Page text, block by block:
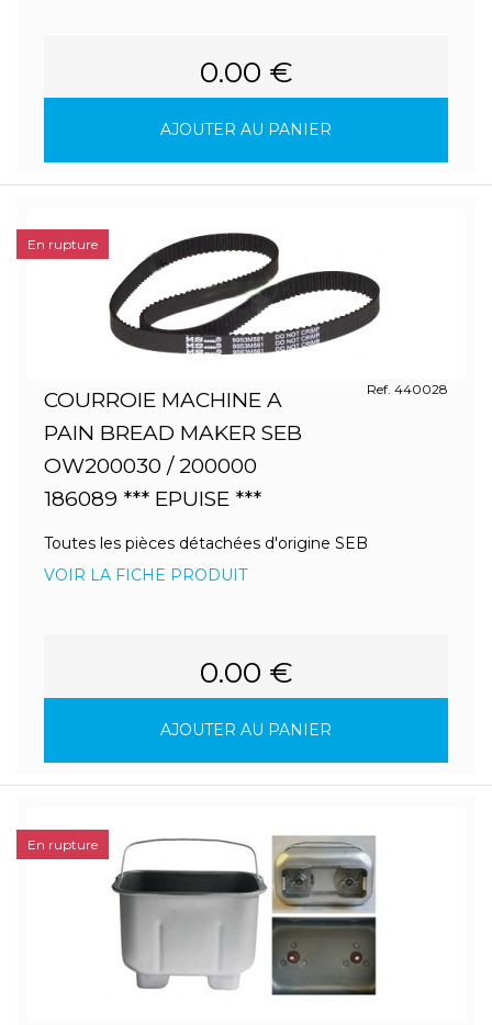
0.00 €
AJOUTER AU PANIER
COURROIE MACHINE A
PAIN BREAD MAKER SEB
OW200030 / 200000
186089 *** EPUISE ***
Ref. 440028
Toutes les pièces détachées d'origine SEB
VOIR LA FICHE PRODUIT
0.00 €
AJOUTER AU PANIER
En rupture
En rupture